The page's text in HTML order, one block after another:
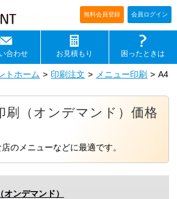
印刷通販ベストプリントベストプリ
無料会員登録 会員ログイン
合わせ お見積もり 困ったときは
トホーム 印刷注文 メニュー印刷 A4
刷（オンデマンド）価格
のメニューなどに最適です。
ンデマンド）